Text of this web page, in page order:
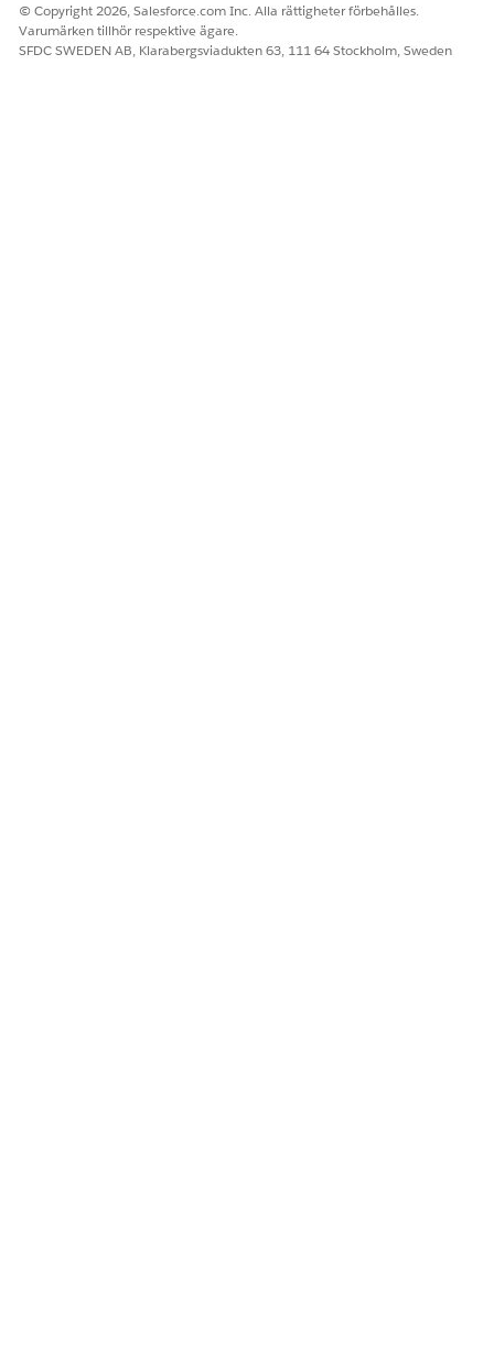
© Copyright 2026, Salesforce.com Inc. Alla rättigheter förbehålles.
Varumärken tillhör respektive ägare.
SFDC SWEDEN AB, Klarabergsviadukten 63, 111 64 Stockholm, Sweden